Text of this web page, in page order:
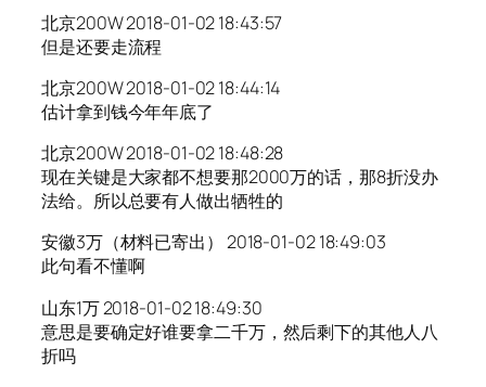
北京200W 2018-01-02 18:43:57
但是还要走流程
北京200W 2018-01-02 18:44:14
估计拿到钱今年年底了
北京200W 2018-01-02 18:48:28
现在关键是大家都不想要那2000万的话，那8折没办
法给。所以总要有人做出牺牲的
安徽3万（材料已寄出） 2018-01-02 18:49:03
此句看不懂啊
山东1万 2018-01-02 18:49:30
意思是要确定好谁要拿二千万，然后剩下的其他人八
折吗